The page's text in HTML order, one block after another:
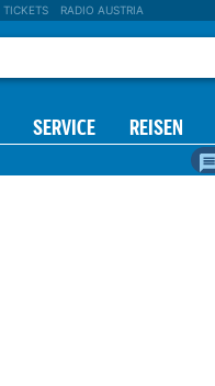
TICKETS RADIO AUSTRIA
SERVICE REISEN